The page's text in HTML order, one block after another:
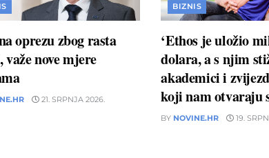
oprezu zbog rasta
nove mjere
21. SRPNJA 2026.
BIZNIS
‘Ethos je uložio
dolara, a s njim
akademici i
koji nam otvaraju
BY NOVINE.HR 19.